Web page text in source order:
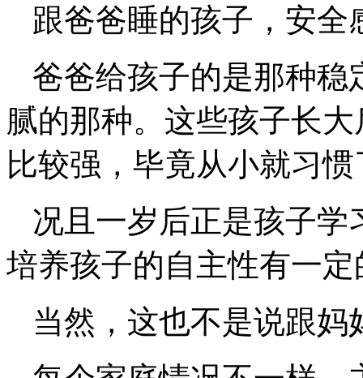
跟爸爸睡的孩子，安
爸爸给孩子的是那种稳
腻的那种。这些孩子长
比较强，毕竟从小就习
况且一岁后正是孩子学
培养孩子的自主性有一
当然，这也不是说跟妈